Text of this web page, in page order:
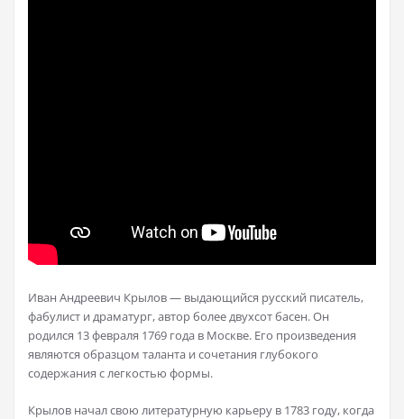
Иван Андреевич Крылов — выдающийся русский писатель,
фабулист и драматург, автор более двухсот басен. Он
родился 13 февраля 1769 года в Москве. Его произведения
являются образцом таланта и сочетания глубокого
содержания с легкостью формы.
Крылов начал свою литературную карьеру в 1783 году, когда